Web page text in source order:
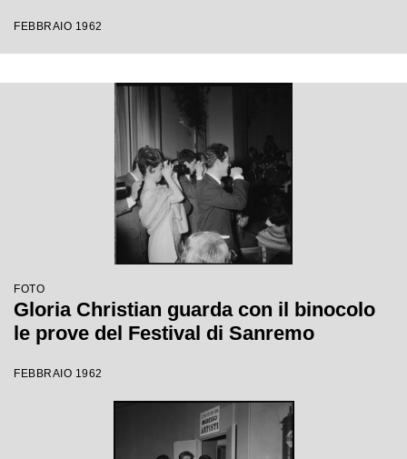
FEBBRAIO 1962
FOTO
Gloria Christian guarda con il binocolo
le prove del Festival di Sanremo
FEBBRAIO 1962